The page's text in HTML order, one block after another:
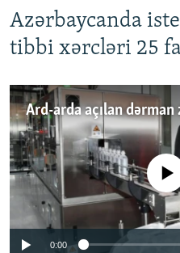
Azərbaycanda
tibbi xərcləri 25
No media source
0:00